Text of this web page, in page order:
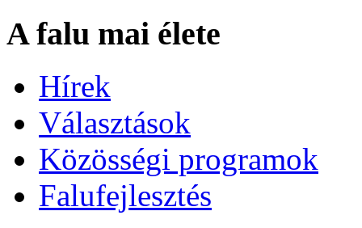
A falu mai élete
Hírek
Választások
Közösségi programok
Falufejlesztés